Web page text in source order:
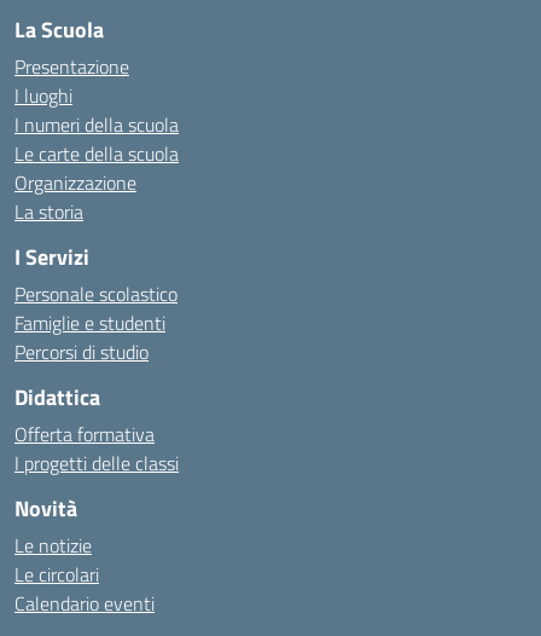
La Scuola
Presentazione
I luoghi
I numeri della scuola
Le carte della scuola
Organizzazione
La storia
I Servizi
Personale scolastico
Famiglie e studenti
Percorsi di studio
Didattica
Offerta formativa
I progetti delle classi
Novità
Le notizie
Le circolari
Calendario eventi